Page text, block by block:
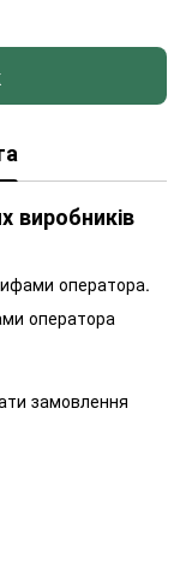
виробників
оператора.
оператора
замовлення